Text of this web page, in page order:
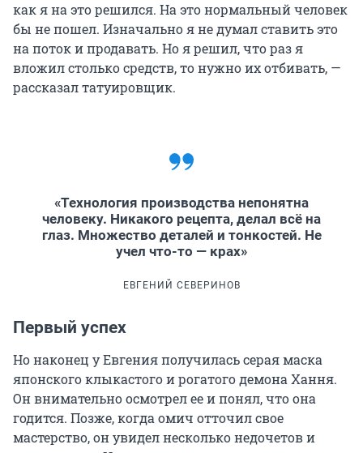
как я на это решился. На это нормальный человек
бы не пошел. Изначально я не думал ставить это
на поток и продавать. Но я решил, что раз я
вложил столько средств, то нужно их отбивать, —
рассказал татуировщик.
«Технология производства непонятна
человеку. Никакого рецепта, делал всё на
глаз. Множество деталей и тонкостей. Не
учел что-то — крах»
ЕВГЕНИЙ СЕВЕРИНОВ
Первый успех
Но наконец у Евгения получилась серая маска
японского клыкастого и рогатого демона Хання.
Он внимательно осмотрел ее и понял, что она
годится. Позже, когда омич отточил свое
мастерство, он увидел несколько недочетов и